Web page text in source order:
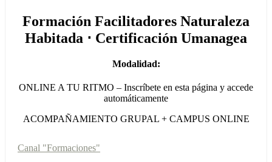
Formación Facilitadores Naturaleza
Habitada ⋅ Certificación Umanagea
Modalidad:
ONLINE A TU RITMO – Inscríbete en esta página y accede
automáticamente
ACOMPAÑAMIENTO GRUPAL + CAMPUS ONLINE
Canal "Formaciones"